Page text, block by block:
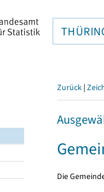
Zurück |
Die